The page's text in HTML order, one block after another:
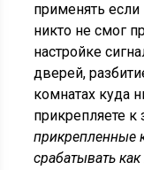
применять если
никто не смог
настройке
дверей,
комнатах куда
прикрепляете
прикрепленные
срабатывать